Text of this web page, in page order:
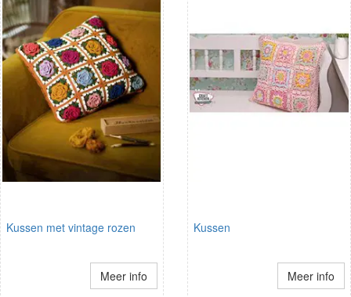
Kussen met vintage rozen
Meer info
Kussen
Meer info